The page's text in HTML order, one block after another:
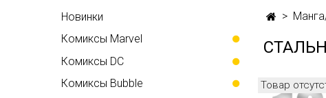
Товар
Новинки
Комиксы Marvel
Комиксы DC
Комиксы Bubble